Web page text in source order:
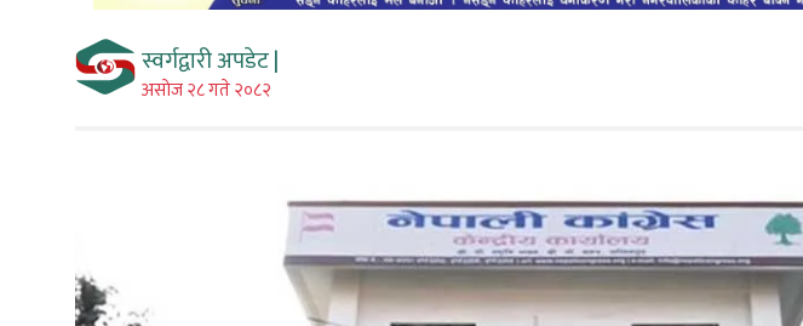
स्वर्गद्वारी अपडेट |
असाेज २८ गते २०८२